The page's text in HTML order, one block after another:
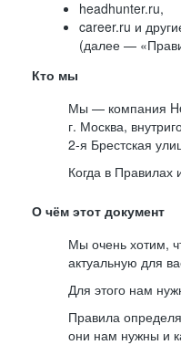
headhunter.ru,
career.ru и
(далее —
Кто мы
Мы — компания
г. Москва,
2-я Брестская
Когда в
О чём этот документ
Мы очень хотим,
актуальную для
Для этого нам
Правила
они нам нужны и